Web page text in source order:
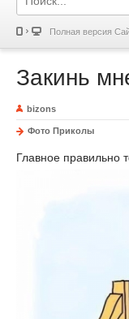
Полная версия
Закинь
bizons
Фото Приколы
Главное правильно